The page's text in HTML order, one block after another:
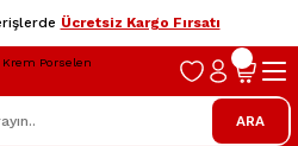
Ücretsiz Kargo Fırsatı
ARA